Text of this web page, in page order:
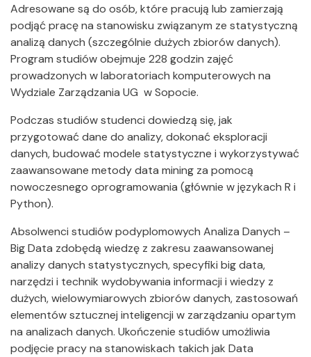
Adresowane są do osób, które pracują lub zamierzają
podjąć pracę na stanowisku związanym ze statystyczną
analizą danych (szczególnie dużych zbiorów danych).
Program studiów obejmuje 228 godzin zajęć
prowadzonych w laboratoriach komputerowych na
Wydziale Zarządzania UG w Sopocie.
Podczas studiów studenci dowiedzą się, jak
przygotować dane do analizy, dokonać eksploracji
danych, budować modele statystyczne i wykorzystywać
zaawansowane metody data mining za pomocą
nowoczesnego oprogramowania (głównie w językach R i
Python).
Absolwenci studiów podyplomowych Analiza Danych –
Big Data zdobędą wiedzę z zakresu zaawansowanej
analizy danych statystycznych, specyfiki big data,
narzędzi i technik wydobywania informacji i wiedzy z
dużych, wielowymiarowych zbiorów danych, zastosowań
elementów sztucznej inteligencji w zarządzaniu opartym
na analizach danych. Ukończenie studiów umożliwia
podjęcie pracy na stanowiskach takich jak Data